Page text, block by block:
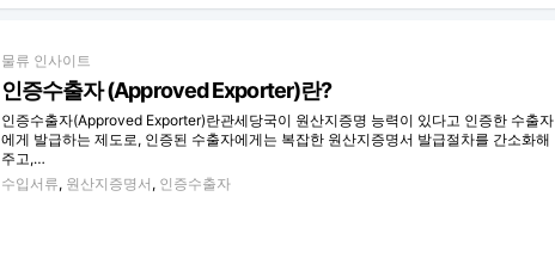
물류 인사이트
인증수출자 (Approved Exporter)란?
인증수출자(Approved Exporter)란관세당국이 원산지증명 능력이 있다고 인증한 수출자
에게 발급하는 제도로, 인증된 수출자에게는 복잡한 원산지증명서 발급절차를 간소화해
주고,…
수입서류, 원산지증명서 , 인증수출자